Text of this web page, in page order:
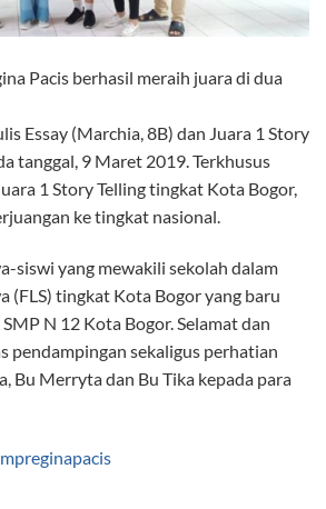
Pacis berhasil meraih juara di dua
Essay (Marchia, 8B) dan Juara 1 Story
tanggal, 9 Maret 2019. Terkhusus
1 Story Telling tingkat Kota Bogor,
ke tingkat nasional.
siswi yang mewakili sekolah dalam
(FLS) tingkat Kota Bogor yang baru
N 12 Kota Bogor. Selamat dan
pendampingan sekaligus perhatian
Bu Merryta dan Bu Tika kepada para